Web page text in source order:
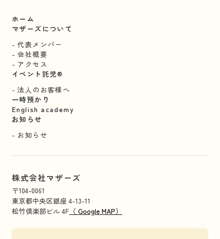
ホーム
マザーズについて
代表メンバー
会社概要
アクセス
イベント託児®︎
法人のお客様へ
一時預かり
English academy
お知らせ
お知らせ
株式会社マザーズ
〒104-0061
東京都中央区銀座 4-13-11
松竹倶楽部ビル 4F （ Google MAP）